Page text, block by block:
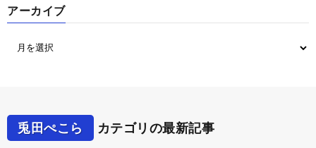
アーカイブ
兎田ぺこら カテゴリの最新記事